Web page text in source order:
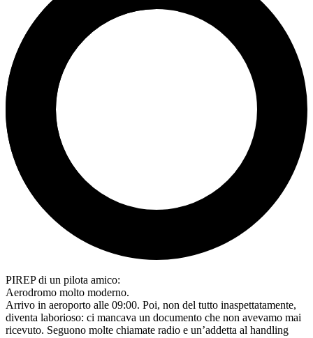
PIREP di un pilota amico:
Aerodromo molto moderno.
Arrivo in aeroporto alle 09:00. Poi, non del tutto inaspettatamente,
diventa laborioso: ci mancava un documento che non avevamo mai
ricevuto. Seguono molte chiamate radio e un’addetta al handling